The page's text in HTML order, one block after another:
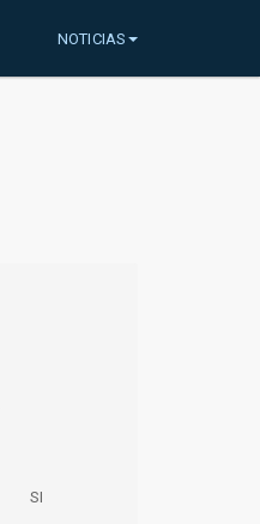
NOTICIAS
SI